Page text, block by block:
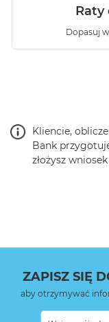
umknęły, gdy
Fotografia makro
Bezpieczne
uwierzytelnianie :
Zainstalowany
system operacyjny
Raty
Dopasuj
Kliencie,
Bank
złożysz
ZAPISZ SIĘ
aby otrzymywać